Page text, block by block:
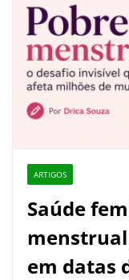
ARTIGOS
Saúde
em datas